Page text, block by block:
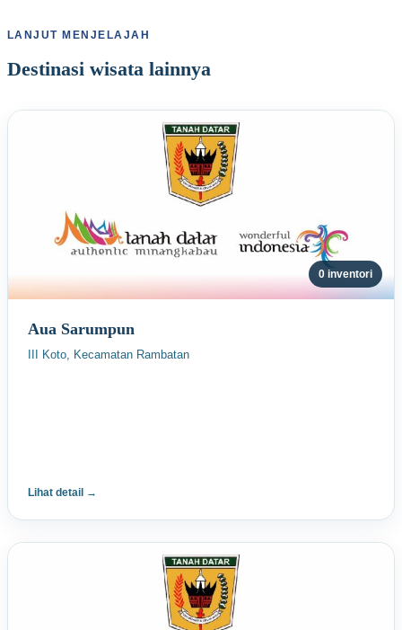
LANJUT MENJELAJAH
Destinasi wisata lainnya
0 inventori
Aua Sarumpun
III Koto, Kecamatan Rambatan
Lihat detail →